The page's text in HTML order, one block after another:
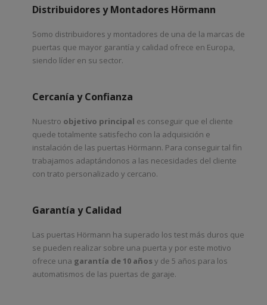
Distribuidores y Montadores Hörmann
Somo distribuidores y montadores de una de la marcas de
puertas que mayor garantía y calidad ofrece en Europa,
siendo líder en su sector.
Cercanía y Confianza
Nuestro objetivo principal es conseguir que el cliente
quede totalmente satisfecho con la adquisición e
instalación de las puertas Hörmann. Para conseguir tal fin
trabajamos adaptándonos a las necesidades del cliente
con trato personalizado y cercano.
Garantía y Calidad
Las puertas Hörmann ha superado los test más duros que
se pueden realizar sobre una puerta y por este motivo
ofrece una garantía de 10 años y de 5 años para los
automatismos de las puertas de garaje.